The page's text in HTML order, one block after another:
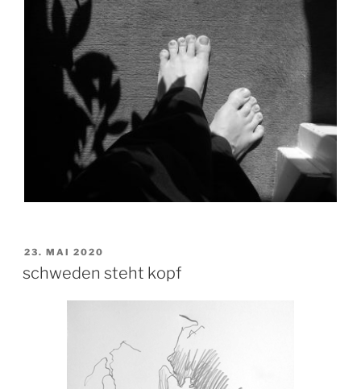
VERÖFFENTLICHT
AM
23. MAI 2020
schweden steht kopf